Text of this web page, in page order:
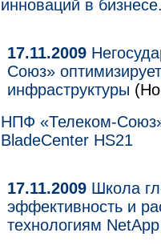
инноваций в
17.11.2009
Союз»
инфраструктуры
НПФ «Телеком-
BladeCenter HS21
17.11.2009 Школа
эффективность и
технологиям NetApp